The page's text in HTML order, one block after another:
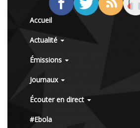
Accueil
Actualité
Émissions
Journaux
Écouter en direct
#Ebola